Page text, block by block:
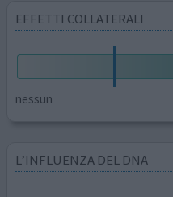
EFFETTI COLLATERALI
nessun
L’INFLUENZA DEL DNA